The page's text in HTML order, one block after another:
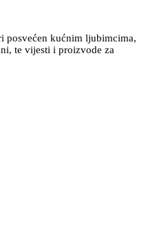
posvećen kućnim ljubimcima,
te vijesti i proizvode za